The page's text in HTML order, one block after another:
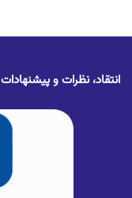
انتقاد، نظرات و پیشنهادات